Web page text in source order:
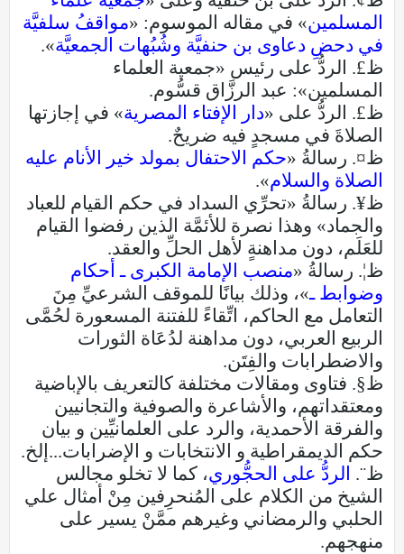
المسلمين» في مقاله الموسوم: «مواقفُ سلفيَّة
في دحضِ دعاوى بن حنفيَّة وشُبُهات الجمعيَّة».
ظ£. الردُّ على رئيس «جمعية العلماء
المسلمين»: عبد الرزَّاق قسُّوم.
ظ£. الردُّ على «دار الإفتاء المصرية» في إجازتها
الصلاةَ في مسجدٍ فيه ضريحٌ.
ظ¤. رسالةُ «حكم الاحتفال بمولد خير الأنام عليه
الصلاة والسلام».
ظ¥. رسالةُ «تحرِّي السداد في حكم القيام للعباد
والجماد» وهذا نصرة للأئمَّة الذين رفضوا القيام
للعَلَم، دون مداهنةٍ لأهل الحلِّ والعقد.
ظ¦. رسالةُ «منصب الإمامة الكبرى ـ أحكام
وضوابط ـ»، وذلك بيانًا للموقف الشرعيِّ مِنَ
التعامل مع الحاكم، اتِّقاءً للفتنة المسعورة لحُمَّى
الربيع العربي، دون مداهنة لدُعَاة الثورات
والاضطرابات والفِتَن.
ظ§. فتاوى ومقالات مختلفة كالتعريف بالإباضية
ومعتقداتهم، والأشاعرة والصوفية والتجانيين
والفرقة الأحمدية، والرد على العلمانيِّين و بيان
حكم الديمقراطية و الانتخابات و الإضرابات...إلخ.
ظ¨. الردُّ على الحجُّوري، كما لا تخلو مجالس
الشيخ من الكلام على المُنحرِفين مِنْ أمثال علي
الحلبي والرمضاني وغيرهم ممَّنْ يسير على
منهجهم.